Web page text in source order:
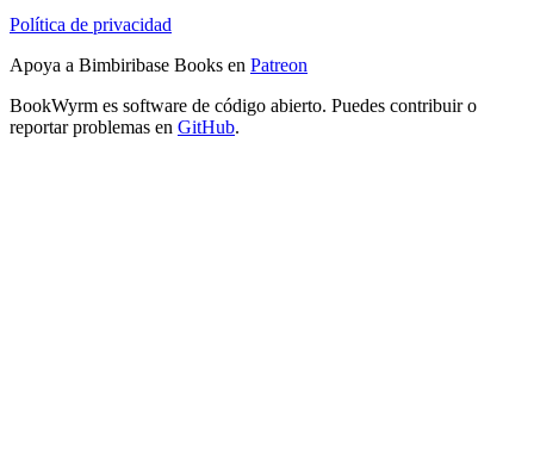
Política de privacidad
Apoya a Bimbiribase Books en Patreon
BookWyrm es software de código abierto. Puedes contribuir o
reportar problemas en GitHub.